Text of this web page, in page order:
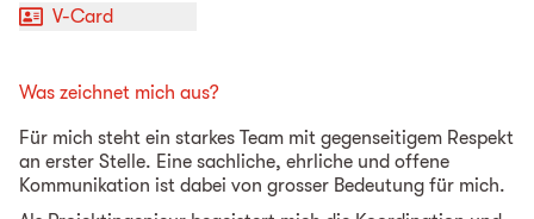
V-Card
Was zeichnet mich aus?
Für mich steht ein starkes Team mit gegenseitigem Respekt
an erster Stelle. Eine sachliche, ehrliche und offene
Kommunikation ist dabei von grosser Bedeutung für mich.